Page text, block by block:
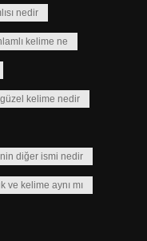
nedir
kelime ne
kelime nedir
diğer ismi nedir
ve kelime aynı mı